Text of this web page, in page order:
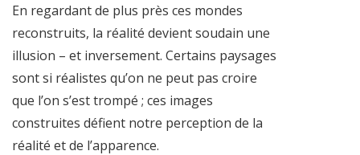
En regardant de plus près ces mondes
reconstruits, la réalité devient soudain une
illusion – et inversement. Certains paysages
sont si réalistes qu’on ne peut pas croire
que l’on s’est trompé ; ces images
construites défient notre perception de la
réalité et de l’apparence.